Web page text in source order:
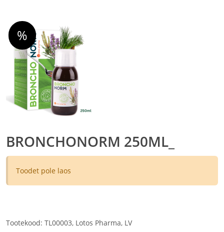
%
BRONCHONORM 250ML_
Toodet pole laos
Tootekood: TL00003, Lotos Pharma, LV